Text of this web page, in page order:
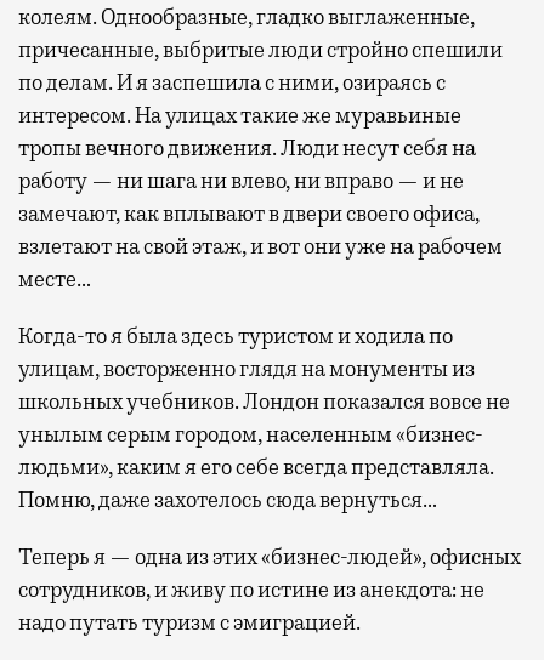
колеям. Однообразные, гладко выглаженные,
причесанные, выбритые люди стройно спешили
по делам. И я заспешила с ними, озираясь с
интересом. На улицах такие же муравьиные
тропы вечного движения. Люди несут себя на
работу — ни шага ни влево, ни вправо — и не
замечают, как вплывают в двери своего офиса,
взлетают на свой этаж, и вот они уже на рабочем
месте…
Когда-то я была здесь туристом и ходила по
улицам, восторженно глядя на монументы из
школьных учебников. Лондон показался вовсе не
унылым серым городом, населенным «бизнес-
людьми», каким я его себе всегда представляла.
Помню, даже захотелось сюда вернуться…
Теперь я — одна из этих «бизнес-людей», офисных
сотрудников, и живу по истине из анекдота: не
надо путать туризм с эмиграцией.